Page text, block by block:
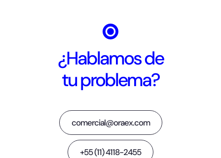
¿Hablamos de
tu problema?
comercial@oraex.com
+55 (11) 4118-2455